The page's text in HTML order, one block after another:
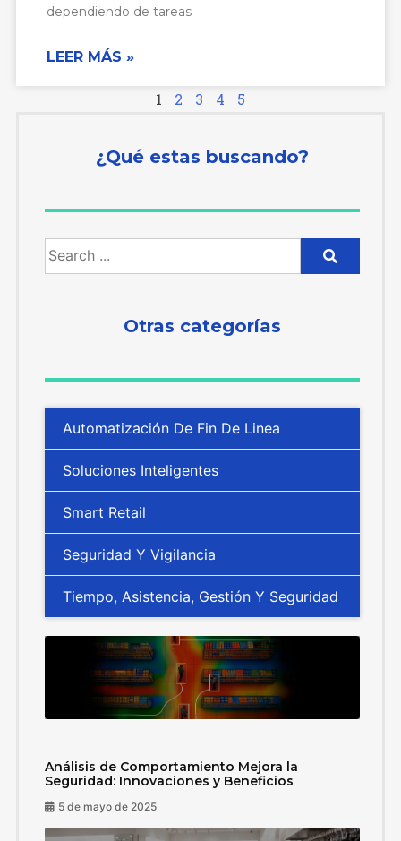
dependiendo de tareas
LEER MÁS »
1 2 3 4 5
¿Qué estas buscando?
Otras categorías
Automatización De Fin De Linea
Soluciones Inteligentes
Smart Retail
Seguridad Y Vigilancia
Tiempo, Asistencia, Gestión Y Seguridad
Análisis de Comportamiento Mejora la
Seguridad: Innovaciones y Beneficios
5 de mayo de 2025